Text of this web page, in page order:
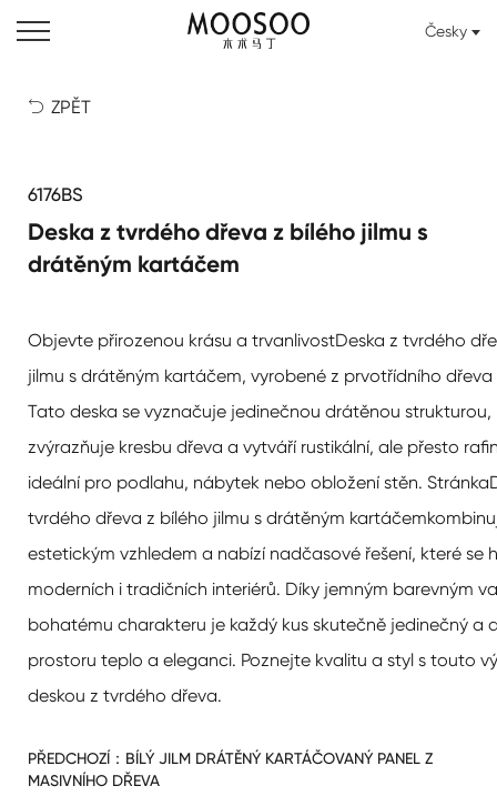
Česky
 ZPĚT
6176BS
Deska z tvrdého dřeva z bílého jilmu s
drátěným kartáčem
Objevte přirozenou krásu a trvanlivostDeska z tvrdého
jilmu s drátěným kartáčem, vyrobené z prvotřídního dřeva
Tato deska se vyznačuje jedinečnou drátěnou strukturou,
zvýrazňuje kresbu dřeva a vytváří rustikální, ale přesto
ideální pro podlahu, nábytek nebo obložení stěn. Stránka
tvrdého dřeva z bílého jilmu s drátěným kartáčem
estetickým vzhledem a nabízí nadčasové řešení, které se
moderních i tradičních interiérů. Díky jemným barevným
bohatému charakteru je každý kus skutečně jedinečný a
prostoru teplo a eleganci. Poznejte kvalitu a styl s touto
deskou z tvrdého dřeva.
PŘEDCHOZÍ： BÍLÝ JILM DRÁTĚNÝ KARTÁČOVANÝ PANEL Z
MASIVNÍHO DŘEVA